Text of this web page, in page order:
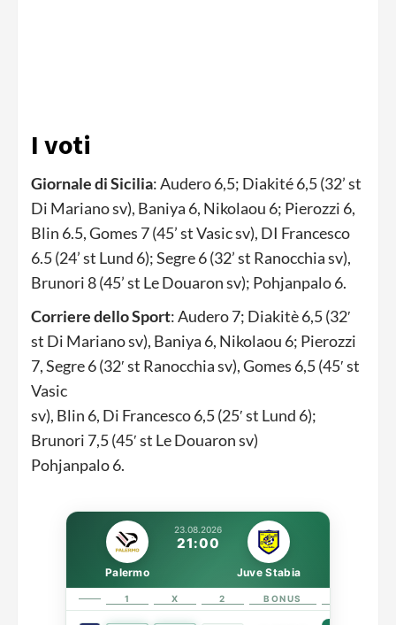
I voti
Giornale di Sicilia: Audero 6,5; Diakité 6,5 (32’ st
Di Mariano sv), Baniya 6, Nikolaou 6; Pierozzi 6,
Blin 6.5, Gomes 7 (45’ st Vasic sv), DI Francesco
6.5 (24’ st Lund 6); Segre 6 (32’ st Ranocchia sv),
Brunori 8 (45’ st Le Douaron sv); Pohjanpalo 6.
Corriere dello Sport: Audero 7; Diakitè 6,5 (32′
st Di Mariano sv), Baniya 6, Nikolaou 6; Pierozzi
7, Segre 6 (32′ st Ranocchia sv), Gomes 6,5 (45′ st
Vasic
sv), Blin 6, Di Francesco 6,5 (25′ st Lund 6);
Brunori 7,5 (45′ st Le Douaron sv)
Pohjanpalo 6.
23.08.2026
21:00
Palermo Juve Stabia
1 X 2 BONUS